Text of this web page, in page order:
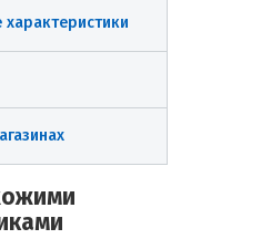
характеристики